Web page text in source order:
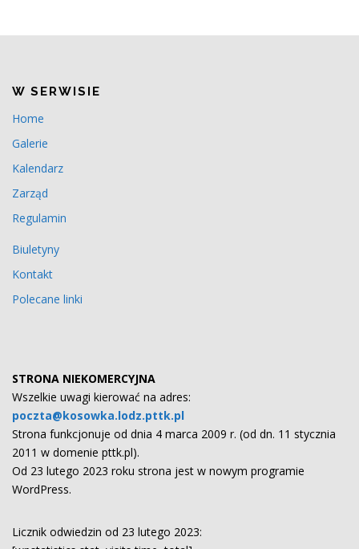
W SERWISIE
Home
Galerie
Kalendarz
Zarząd
Regulamin
Biuletyny
Kontakt
Polecane linki
STRONA NIEKOMERCYJNA
Wszelkie uwagi kierować na adres:
poczta@kosowka.lodz.pttk.pl
Strona funkcjonuje od dnia 4 marca 2009 r. (od dn. 11 stycznia
2011 w domenie pttk.pl).
Od 23 lutego 2023 roku strona jest w nowym programie
WordPress.
Licznik odwiedzin od 23 lutego 2023: